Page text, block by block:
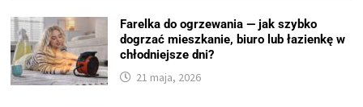
Farelka do ogrzewania — jak szybko
dogrzać mieszkanie, biuro lub łazienkę w
chłodniejsze dni?
21 maja, 2026